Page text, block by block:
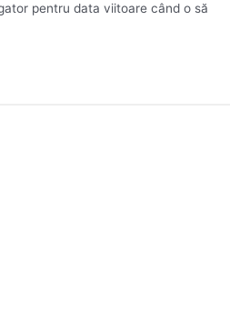
pentru data viitoare când o să